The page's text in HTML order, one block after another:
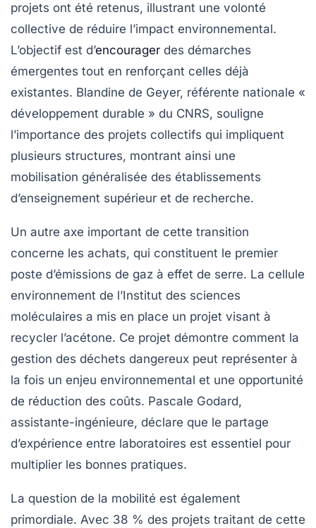
projets ont été retenus, illustrant une volonté
collective de réduire l’impact environnemental.
L’objectif est d’encourager des démarches
émergentes tout en renforçant celles déjà
existantes. Blandine de Geyer, référente nationale «
développement durable » du CNRS, souligne
l’importance des projets collectifs qui impliquent
plusieurs structures, montrant ainsi une
mobilisation généralisée des établissements
d’enseignement supérieur et de recherche.
Un autre axe important de cette transition
concerne les achats, qui constituent le premier
poste d’émissions de gaz à effet de serre. La cellule
environnement de l’Institut des sciences
moléculaires a mis en place un projet visant à
recycler l’acétone. Ce projet démontre comment la
gestion des déchets dangereux peut représenter à
la fois un enjeu environnemental et une opportunité
de réduction des coûts. Pascale Godard,
assistante-ingénieure, déclare que le partage
d’expérience entre laboratoires est essentiel pour
multiplier les bonnes pratiques.
La question de la mobilité est également
primordiale. Avec 38 % des projets traitant de cette